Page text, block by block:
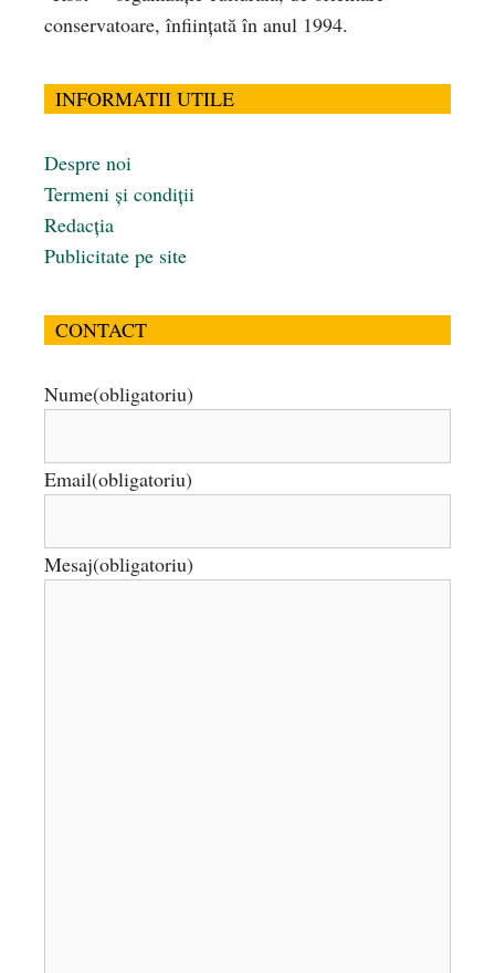
conservatoare, înfiinţată în anul 1994.
INFORMATII UTILE
Despre noi
Termeni și condiții
Redacția
Publicitate pe site
CONTACT
Nume(obligatoriu)
Email(obligatoriu)
Mesaj(obligatoriu)